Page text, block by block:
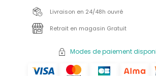
Livraison en 24/48h ouvré
Retrait en magasin Gratuit
Modes de paiement